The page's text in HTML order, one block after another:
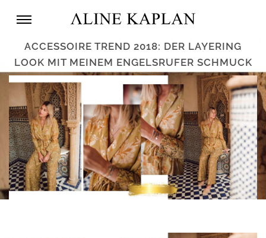
ACCESSOIRE TREND 2018: DER LAYERING
LOOK MIT MEINEM ENGELSRUFER SCHMUCK